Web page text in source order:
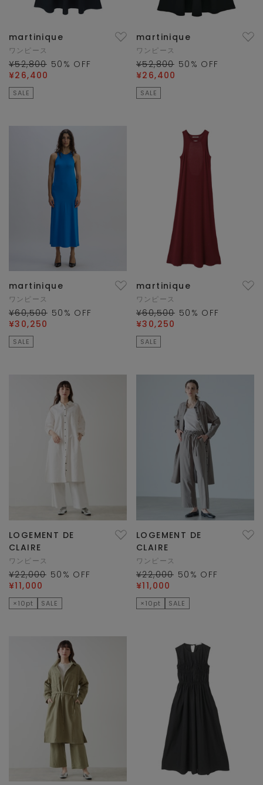
martinique
ワンピース
¥52,800 50 % OFF
¥26,400
SALE
martinique
ワンピース
¥52,800 50 % OFF
¥26,400
SALE
martinique
ワンピース
¥60,500 50 % OFF
¥30,250
SALE
martinique
ワンピース
¥60,500 50 % OFF
¥30,250
SALE
LOGEMENT DE
CLAIRE
ワンピース
¥22,000 50 % OFF
¥11,000
×10pt SALE
LOGEMENT DE
CLAIRE
ワンピース
¥22,000 50 % OFF
¥11,000
×10pt SALE